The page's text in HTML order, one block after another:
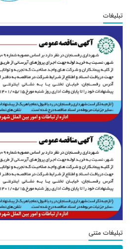
تبلیغات
تبلیغات متنی